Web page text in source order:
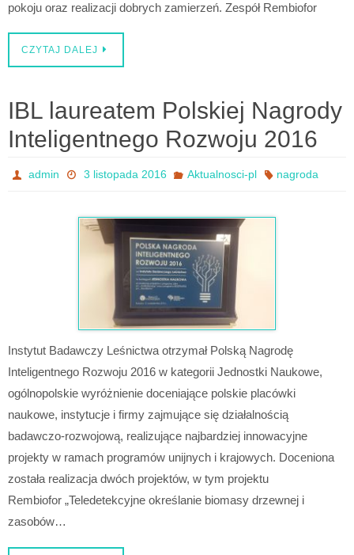
pokoju oraz realizacji dobrych zamierzeń. Zespół Rembiofor
CZYTAJ DALEJ
IBL laureatem Polskiej Nagrody
Inteligentnego Rozwoju 2016
admin 3 listopada 2016 Aktualnosci-pl nagroda
Instytut Badawczy Leśnictwa otrzymał Polską Nagrodę
Inteligentnego Rozwoju 2016 w kategorii Jednostki Naukowe,
ogólnopolskie wyróżnienie doceniające polskie placówki
naukowe, instytucje i firmy zajmujące się działalnością
badawczo-rozwojową, realizujące najbardziej innowacyjne
projekty w ramach programów unijnych i krajowych. Doceniona
została realizacja dwóch projektów, w tym projektu
Rembiofor „Teledetekcyjne określanie biomasy drzewnej i
zasobów…